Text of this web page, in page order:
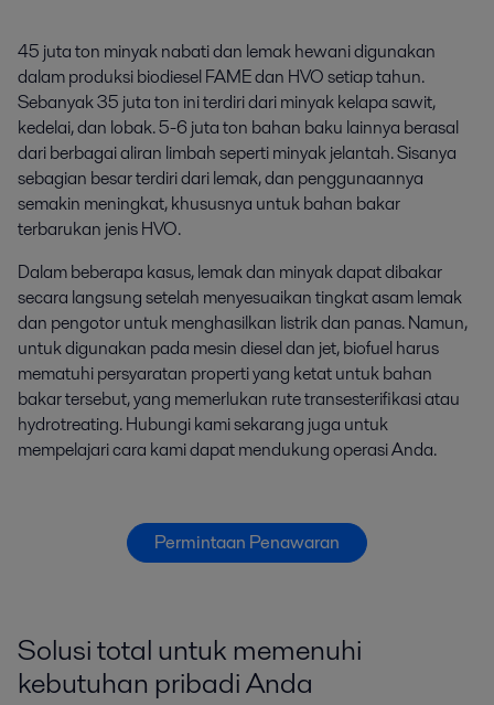
45 juta ton minyak nabati dan lemak hewani digunakan
dalam produksi biodiesel FAME dan HVO setiap tahun.
Sebanyak 35 juta ton ini terdiri dari minyak kelapa sawit,
kedelai, dan lobak. 5-6 juta ton bahan baku lainnya berasal
dari berbagai aliran limbah seperti minyak jelantah. Sisanya
sebagian besar terdiri dari lemak, dan penggunaannya
semakin meningkat, khususnya untuk bahan bakar
terbarukan jenis HVO.
Dalam beberapa kasus, lemak dan minyak dapat dibakar
secara langsung setelah menyesuaikan tingkat asam lemak
dan pengotor untuk menghasilkan listrik dan panas. Namun,
untuk digunakan pada mesin diesel dan jet, biofuel harus
mematuhi persyaratan properti yang ketat untuk bahan
bakar tersebut, yang memerlukan rute transesterifikasi atau
hydrotreating. Hubungi kami sekarang juga untuk
mempelajari cara kami dapat mendukung operasi Anda.
Permintaan Penawaran
Solusi total untuk memenuhi
kebutuhan pribadi Anda